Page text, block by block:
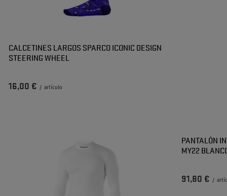
CALCETINES LARGOS SPARCO ICONIC DESIGN
STEERING WHEEL
16,00 € / artículo
PANTALÓN
MY22
91,80 € /